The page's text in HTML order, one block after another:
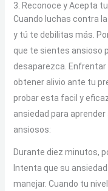
3. Reconoce y Acepta
Cuando luchas contra
y tú te debilitas más.
que te sientes ansioso
desaparezca.
obtener alivio ante tu
probar esta facil y
ansiedad para
ansiosos:
Durante diez minutos,
Intenta que su
manejar. Cuando tu